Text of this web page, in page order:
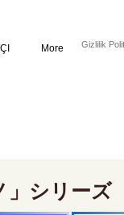
More Gizlilik
」シリーズ